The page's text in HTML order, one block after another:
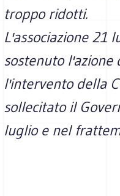
troppo ridotti.
L'associazione 21
sostenuto
l'intervento della
sollecitato il
luglio e nel